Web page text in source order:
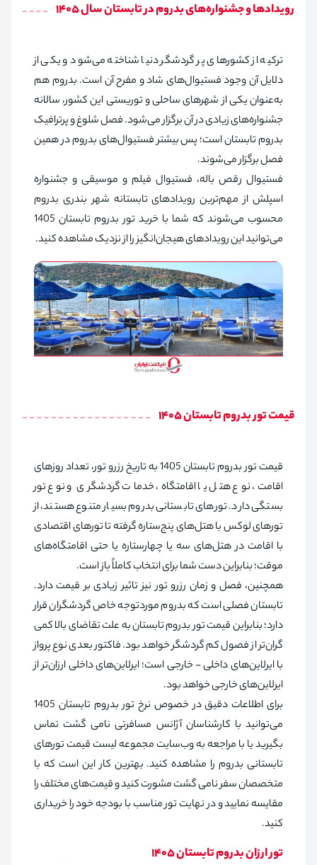
رویدادها و جشنواره‌های بدروم در تابستان سال 1405
ترکیه از کشورهای پر گردشگر دنیا شناخته می‌شود و یکی از
دلایل آن وجود فستیوال‌های شاد و مفرح آن است. بدروم هم
به‌عنوان یکی از شهرهای ساحلی و توریستی این کشور، سالانه
جشنواره‌های زیادی در آن برگزار می‌شود. فصل شلوغ و پرترافیک
بدروم تابستان است؛ پس بیشتر فستیوال‌های بدروم در همین
فصل برگزار می‌شوند.
فستیوال رقص باله، فستیوال فیلم و موسیقی و جشنواره
اسپلش از مهم‌ترین رویدادهای تابستانه شهر بندری بدروم
محسوب می‌شوند که شما با خرید تور بدروم تابستان 1405
می‌توانید این رویدادهای هیجان‌انگیز را از نزدیک مشاهده کنید.
قیمت تور بدروم تابستان 1405
قیمت تور بدروم تابستان 1405 به تاریخ رزرو تور، تعداد روزهای
اقامت، نوع هتل یا اقامتگاه، خدمات گردشگری و نوع تور
بستگی دارد. تورهای تابستانی بدروم بسیار متنوع هستند، از
تورهای لوکس با هتل‌های پنج‌ستاره گرفته تا تورهای اقتصادی
با اقامت در هتل‌های سه یا چهارستاره یا حتی اقامتگاه‌های
موقت؛ بنابراین دست شما برای انتخاب کاملاً باز است.
همچنین، فصل و زمان رزرو تور نیز تاثیر زیادی بر قیمت دارد.
تابستان فصلی است که بدروم موردتوجه خاص گردشگران قرار
دارد؛ بنابراین قیمت تور بدروم تابستان به علت تقاضای بالا کمی
گران‌تر از فصول کم گردشگر خواهد بود. فاکتور بعدی نوع پرواز
با ایرلاین‌های داخلی - خارجی است؛ ایرلاین‌های داخلی ارزان‌تر از
ایرلاین‌های خارجی خواهد بود.
برای اطلاعات دقیق در خصوص نرخ تور بدروم تابستان 1405
می‌توانید با کارشناسان آژانس‌ مسافرتی نامی گشت تماس
بگیرید یا با مراجعه به وب‌سایت مجموعه لیست قیمت تورهای
تابستانی بدروم را مشاهده کنید. بهترین کار این است که با
متخصصان سفر نامی گشت مشورت کنید و قیمت‌های مختلف را
مقایسه نمایید و در نهایت تور مناسب با بودجه خود را خریداری
کنید.
تور ارزان بدروم تابستان 1405